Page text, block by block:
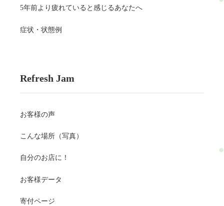
5年前より疲れていると感じるあなたへ
症状・状態例
Refresh Jam
お客様の声
こんな場所（写真）
自分のお店に！
お客様データ
寄付ページ